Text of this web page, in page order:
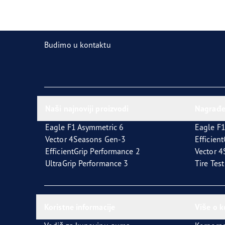
Budimo u kontaktu
Eagle F1 Asymmetric 6
Vector 4Seasons Gen-3
EfficientGrip Performance 2
UltraGrip Performance 3
Eagle
Vector
Tire